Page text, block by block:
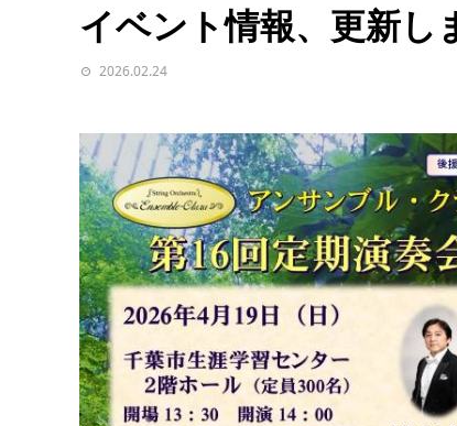
イベント情報、更新し
2026.02.24